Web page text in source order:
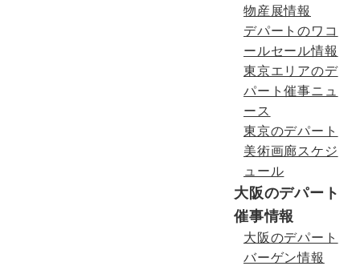
物産展情報
デパートのワコ
ールセール情報
東京エリアのデ
パート催事ニュ
ース
東京のデパート
美術画廊スケジ
ュール
大阪のデパート
催事情報
大阪のデパート
バーゲン情報